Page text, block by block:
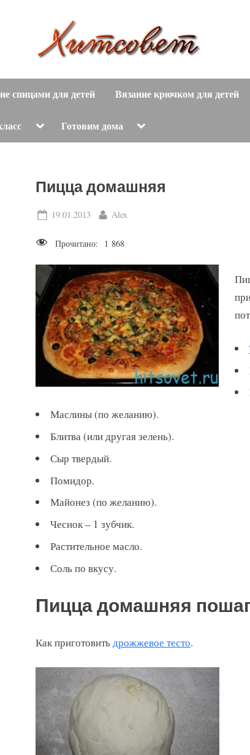
и
т
о
в
е
т
вязание
с
описанием
и
спицами для детей Вязание крючком для детей
Toggle
menu
Готовим дома Toggle
menu
Пицца домашняя
Posted
19.01.2013 By
Alex
Прочитано: 1 868
Маслины (по желанию).
Блитва (или другая зелень).
Сыр твердый.
Помидор.
Майонез (по желанию).
Чеснок – 1 зубчик.
Растительное масло.
Соль по вкусу.
Пицца домашняя
Как приготовитьдрожжевое тесто.